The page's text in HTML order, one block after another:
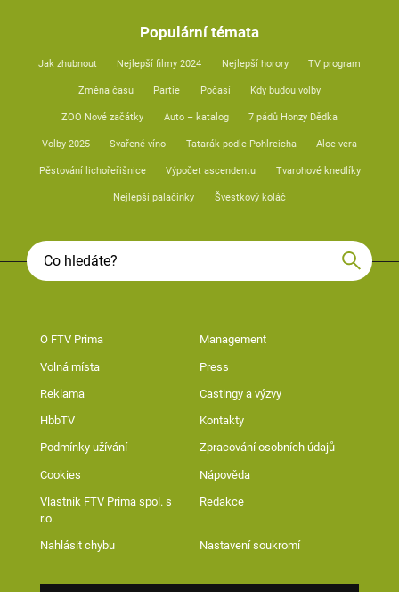
Populární témata
Jak zhubnout Nejlepší filmy 2024 Nejlepší horory TV program
Změna času Partie Počasí Kdy budou volby
ZOO Nové začátky Auto – katalog 7 pádů Honzy Dědka
Volby 2025 Svařené víno Tatarák podle Pohlreicha Aloe vera
Pěstování lichořeřišnice Výpočet ascendentu Tvarohové knedlíky
Nejlepší palačinky Švestkový koláč
O FTV Prima Management
Volná místa Press
Reklama Castingy a výzvy
HbbTV Kontakty
Podmínky užívání Zpracování osobních údajů
Cookies Nápověda
Vlastník FTV Prima spol. s
r.o.
Redakce
Nahlásit chybu Nastavení soukromí